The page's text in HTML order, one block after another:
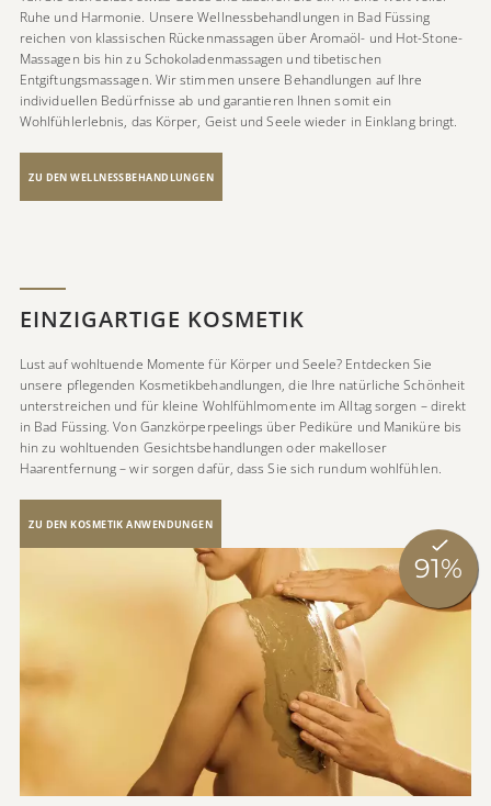
Ruhe und Harmonie. Unsere Wellnessbehandlungen in Bad Füssing
reichen von klassischen Rückenmassagen über Aromaöl- und Hot-Stone-
Massagen bis hin zu Schokoladenmassagen und tibetischen
Entgiftungsmassagen. Wir stimmen unsere Behandlungen auf Ihre
individuellen Bedürfnisse ab und garantieren Ihnen somit ein
Wohlfühlerlebnis, das Körper, Geist und Seele wieder in Einklang bringt.
ZU DEN WELLNESSBEHANDLUNGEN
EINZIGARTIGE KOSMETIK
Lust auf wohltuende Momente für Körper und Seele? Entdecken Sie
unsere pflegenden Kosmetikbehandlungen, die Ihre natürliche Schönheit
unterstreichen und für kleine Wohlfühlmomente im Alltag sorgen – direkt
in Bad Füssing. Von Ganzkörperpeelings über Pediküre und Maniküre bis
hin zu wohltuenden Gesichtsbehandlungen oder makelloser
Haarentfernung – wir sorgen dafür, dass Sie sich rundum wohlfühlen.
ZU DEN KOSMETIK ANWENDUNGEN